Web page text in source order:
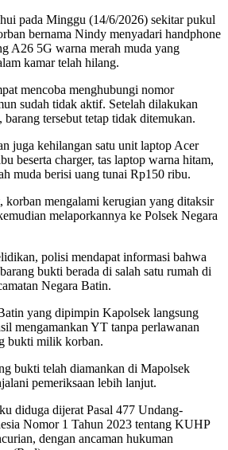
pada Minggu (14/6/2026) sekitar pukul
bernama Nindy menyadari handphone
A26 5G warna merah muda yang
kamar telah hilang.
mencoba menghubungi nomor
sudah tidak aktif. Setelah dilakukan
barang tersebut tetap tidak ditemukan.
juga kehilangan satu unit laptop Acer
beserta charger, tas laptop warna hitam,
muda berisi uang tunai Rp150 ribu.
korban mengalami kerugian yang ditaksir
melaporkannya ke Polsek Negara
polisi mendapat informasi bahwa
bukti berada di salah satu rumah di
Negara Batin.
yang dipimpin Kapolsek langsung
mengamankan YT tanpa perlawanan
bukti milik korban.
bukti telah diamankan di Mapolsek
pemeriksaan lebih lanjut.
diduga dijerat Pasal 477 Undang-
Nomor 1 Tahun 2023 tentang KUHP
dengan ancaman hukuman